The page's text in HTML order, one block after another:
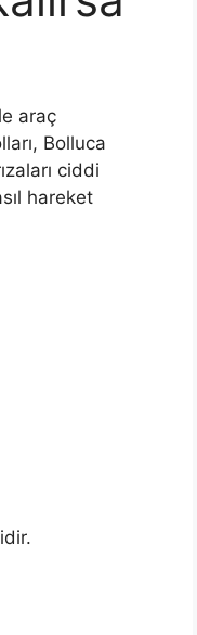
araç
Bolluca
ciddi
hareket